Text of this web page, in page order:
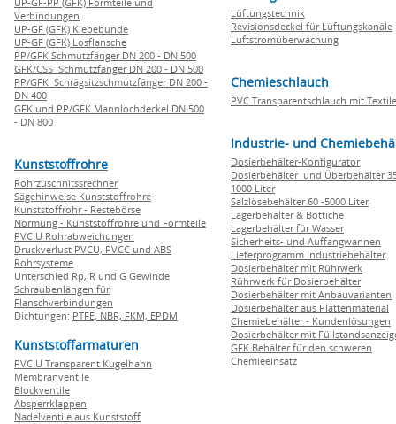
Verbindungen
UP-GF (GFK) Klebebunde
UP-GF (GFK) Losflansche
PP/GFK Schmutzfänger DN 200 - DN 500
GFK/CSS Schmutzfänger DN 200 - DN 500
PP/GFK Schrägsitzschmutzfänger DN 200 -
DN 400
GFK und PP/GFK Mannlochdeckel DN 500
- DN 800
Kunststoffrohre
Rohrzuschnitssrechner
Sägehinweise Kunststoffrohre
Kunststoffrohr - Restebörse
Normung - Kunststoffrohre und Formteile
PVC U Rohrabweichungen
Druckverlust PVCU, PVCC und ABS
Rohrsysteme
Unterschied Rp, R und G Gewinde
Schraubenlängen für
Flanschverbindungen
Dichtungen: PTFE, NBR, FKM, EPDM
Kunststoffarmaturen
PVC U Transparent Kugelhahn
Membranventile
Blockventile
Absperrklappen
Nadelventile aus Kunststoff
Lüftungstechnik
Revisionsdeckel für Lüftungskanäle
Luftstromüberwachung
Chemieschlauch
PVC Transparentschlauch mit
Industrie- und
Dosierbehälter-Konfigurator
Dosierbehälter und Überbehälter
1000 Liter
Salzlösebehälter 60 -5000 Liter
Lagerbehälter & Bottiche
Lagerbehälter für Wasser
Sicherheits- und Auffangwannen
Lieferprogramm Industriebehälter
Dosierbehälter mit Rührwerk
Rührwerk für Dosierbehälter
Dosierbehälter mit Anbauvarianten
Dosierbehälter aus Plattenmaterial
Chemiebehälter - Kundenlösungen
Dosierbehälter mit
GFK Behälter für den schweren
Chemieeinsatz